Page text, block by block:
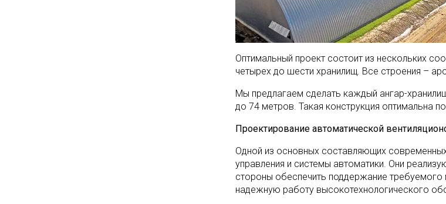
Оптимальный проект состоит из нескольких
четырех до шести хранилищ. Все строения –
Мы предлагаем сделать каждый ангар-
до 74 метров. Такая конструкция оптимальна
Проектирование автоматической
Одной из основных составляющих
управления и системы автоматики. Они
стороны обеспечить поддержание
надежную работу высокотехнологического